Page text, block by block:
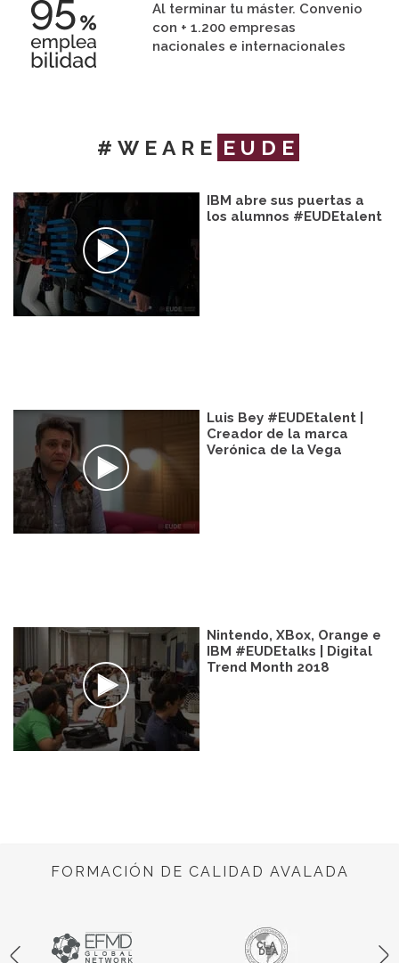
Al terminar tu máster. Convenio
con + 1.200 empresas
nacionales e internacionales
#WEARE EUDE
IBM abre sus puertas a
los alumnos #EUDEtalent
Luis Bey #EUDEtalent |
Creador de la marca
Verónica de la Vega
Nintendo, XBox, Orange e
IBM #EUDEtalks | Digital
Trend Month 2018
FORMACIÓN DE CALIDAD AVALADA